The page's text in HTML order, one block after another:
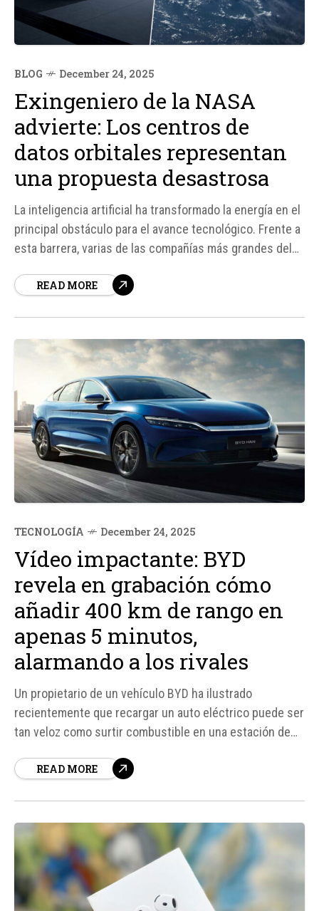
BLOG December 24, 2025
Exingeniero de la NASA
advierte: Los centros de
datos orbitales representan
una propuesta desastrosa
La inteligencia artificial ha transformado la energía en el
principal obstáculo para el avance tecnológico. Frente a
esta barrera, varias de las compañías más grandes del
READ MORE
TECNOLOGÍA December 24, 2025
Vídeo impactante: BYD
revela en grabación cómo
añadir 400 km de rango en
apenas 5 minutos,
alarmando a los rivales
Un propietario de un vehículo BYD ha ilustrado
recientemente que recargar un auto eléctrico puede ser
tan veloz como surtir combustible en una estación de
READ MORE